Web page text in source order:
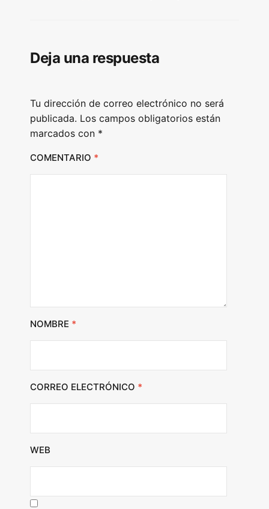
a
r
Deja una respuesta
Tu dirección de correo electrónico no será
publicada. Los campos obligatorios están
marcados con *
COMENTARIO *
NOMBRE *
CORREO ELECTRÓNICO *
WEB